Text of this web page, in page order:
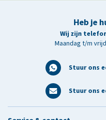
Heb je
Wij zijn
Maandag t/m
Stuur ons
Stuur ons